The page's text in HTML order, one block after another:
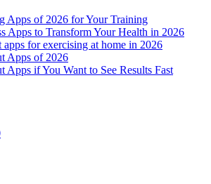
Apps of 2026 for Your Training
Apps to Transform Your Health in 2026
apps for exercising at home in 2026
Apps of 2026
Apps if You Want to See Results Fast